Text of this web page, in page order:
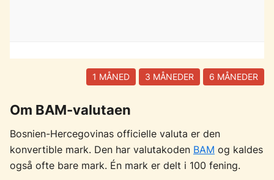
1 MÅNED 3 MÅNEDER 6 MÅNEDER
Om BAM-valutaen
Bosnien-Hercegovinas officielle valuta er den
konvertible mark. Den har valutakoden BAM og kaldes
også ofte bare mark. Én mark er delt i 100 fening.